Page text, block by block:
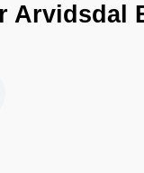
Arvidsdal